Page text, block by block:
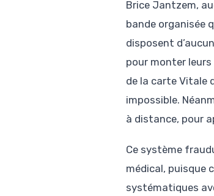
Brice Jantzem,
bande organisée
disposent
pour monter
de la carte Vitale
impossible.
à distance, pour
Ce système
médical, puisque
systématiques